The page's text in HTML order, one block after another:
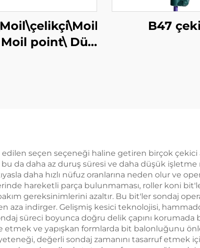
point\ Düz
B47
seçen seçeneği haline getiren birçok çekici
bu da daha az duruş süresi ve daha düşük
daha hızlı nüfuz oranlarına neden olur ve
hareketli parça bulunmaması, roller koni
gereksinimlerini azaltır. Bu bit'ler sondaj
aza indirger. Gelişmiş kesici teknolojisi,
süreci boyunca doğru delik çapını
etmek ve yapışkan formlarda bit balonluğunu
değerli sondaj zamanını tasarruf etmek